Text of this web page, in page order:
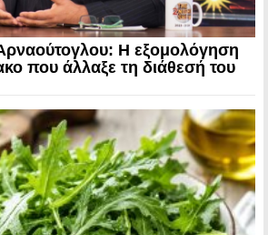
Η εξομολόγηση
που άλλαξε τη διάθεσή του